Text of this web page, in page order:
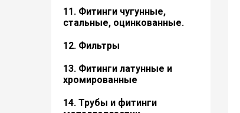
11. Фитинги чугунные,
стальные, оцинкованные.
12. Фильтры
13. Фитинги латунные и
хромированные
14. Трубы и фитинги